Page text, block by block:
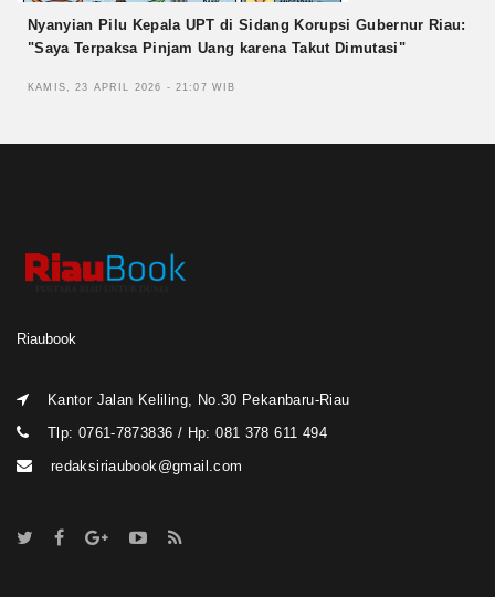
Nyanyian Pilu Kepala UPT di Sidang Korupsi Gubernur Riau:
"Saya Terpaksa Pinjam Uang karena Takut Dimutasi"
KAMIS, 23 APRIL 2026 - 21:07 WIB
Riaubook
Kantor Jalan Keliling, No.30 Pekanbaru-Riau
Tlp: 0761-7873836 / Hp: 081 378 611 494
redaksiriaubook@gmail.com